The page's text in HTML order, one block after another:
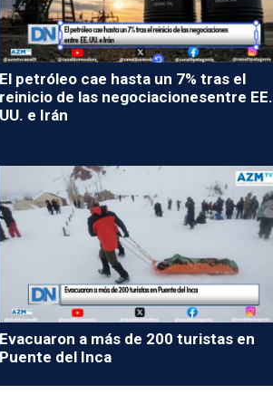
El petróleo cae hasta un 7% tras el
reinicio de las negociacionesentre EE.
UU. e Irán
Evacuaron a más de 200 turistas en
Puente del Inca